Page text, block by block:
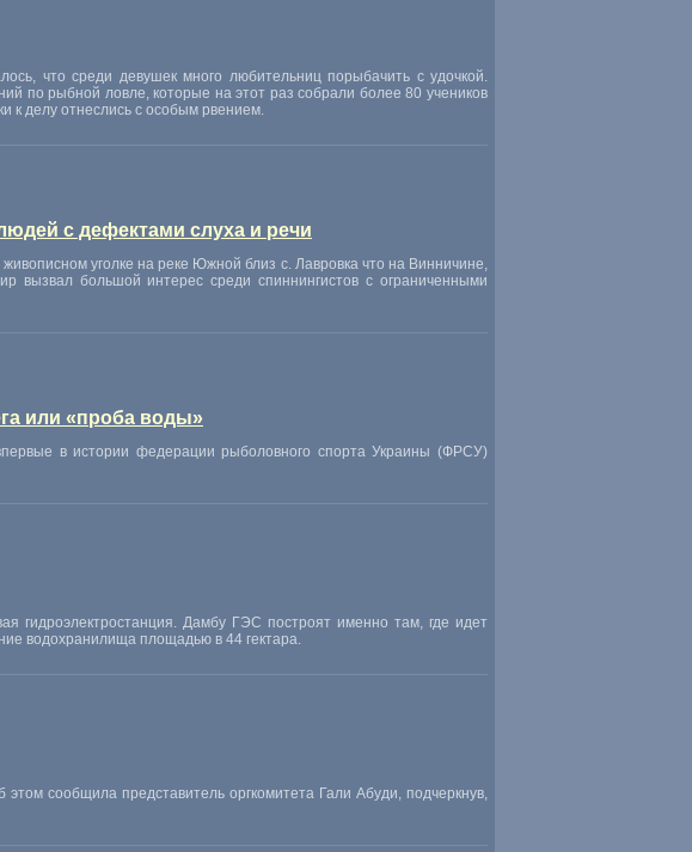
что среди девушек много любительниц порыбачить с удочкой.
по рыбной ловле, которые на этот раз собрали более 80 учеников
к делу отнеслись с особым рвением.
с дефектами слуха и речи
уголке на реке Южной близ с. Лавровка что на Винничине,
вызвал большой интерес среди спиннингистов с ограниченными
или «проба воды»
в истории федерации рыболовного спорта Украины (ФРСУ)
гидроэлектростанция. Дамбу ГЭС построят именно там, где идет
водохранилища площадью в 44 гектара.
сообщила представитель оргкомитета Гали Абуди, подчеркнув,